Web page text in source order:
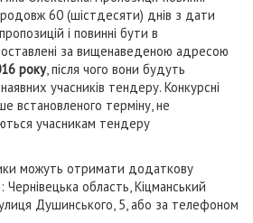
60 (шістдесяти) днів з дати
і повинні бути в
за вищенаведеною адресою
року, після чого вони будуть
учасників тендеру. Конкурсні
встановленого терміну, не
учасникам тендеру
можуть отримати додаткову
область, Кіцманський
Душинського, 5, або за телефоном